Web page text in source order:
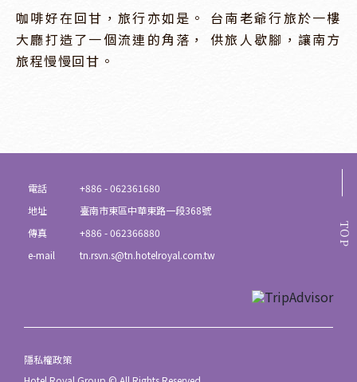
咖啡好在回甘，旅行亦如是。 台南老爺行旅於一樓
大廳打造了一個流連的角落， 供旅人歇腳，讓南方
旅程慢慢回甘。
TOP
電話
+886 - 062361680
地址
臺南市東區中華東路一段368號
傳真
+886 - 062366880
e-mail
tn.rsvn.s@tn.hotelroyal.com.tw
隱私權政策